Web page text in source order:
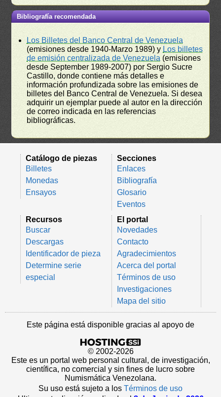
Bibliografía recomendada
Los Billetes del Banco Central de Venezuela
(emisiones desde 1940-Marzo 1989) y Los billetes
de emisión centralizada de Venezuela (emisiones
desde September 1989-2007) por Sergio Sucre
Castillo, donde contiene más detalles e
información profundizada sobre las emisiones de
billetes del Banco Central de Venezuela. Si desea
adquirir un ejemplar puede al autor en la dirección
de correo indicada en las referencias
bibliográficas.
Catálogo de piezas
Billetes
Monedas
Ensayos
Secciones
Enlaces
Bibliografía
Glosario
Eventos
Recursos
Buscar
Descargas
Identificador de pieza
Determine serie
especial
El portal
Novedades
Contacto
Agradecimientos
Acerca del portal
Términos de uso
Investigaciones
Mapa del sitio
Este página está disponible gracias al apoyo de
© 2002-2026
Este es un portal web personal cultural, de investigación,
científica, no comercial y sin fines de lucro sobre
Numismática Venezolana.
Su uso está sujeto a los Términos de uso